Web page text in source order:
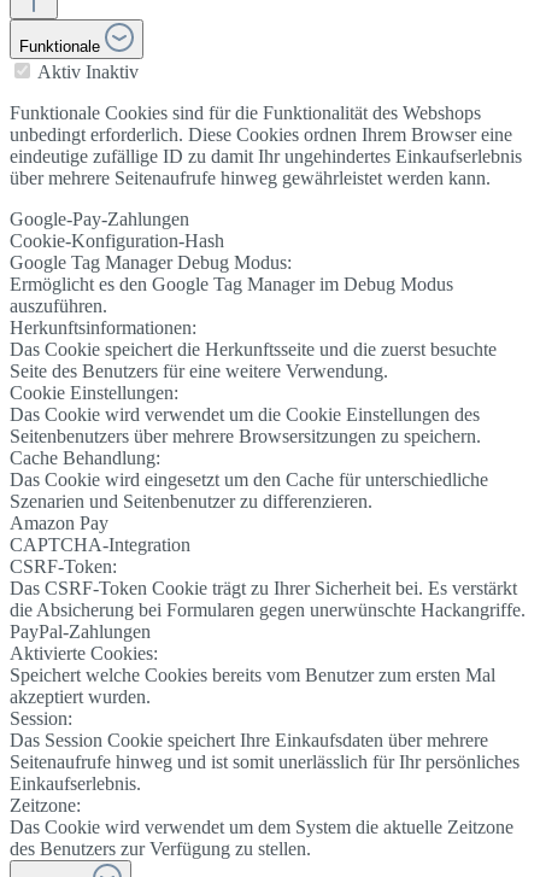
Funktionale
Aktiv Inaktiv
Funktionale Cookies sind für die Funktionalität des Webshops
unbedingt erforderlich. Diese Cookies ordnen Ihrem Browser eine
eindeutige zufällige ID zu damit Ihr ungehindertes Einkaufserlebnis
über mehrere Seitenaufrufe hinweg gewährleistet werden kann.
Google-Pay-Zahlungen
Cookie-Konfiguration-Hash
Google Tag Manager Debug Modus:
Ermöglicht es den Google Tag Manager im Debug Modus
auszuführen.
Herkunftsinformationen:
Das Cookie speichert die Herkunftsseite und die zuerst besuchte
Seite des Benutzers für eine weitere Verwendung.
Cookie Einstellungen:
Das Cookie wird verwendet um die Cookie Einstellungen des
Seitenbenutzers über mehrere Browsersitzungen zu speichern.
Cache Behandlung:
Das Cookie wird eingesetzt um den Cache für unterschiedliche
Szenarien und Seitenbenutzer zu differenzieren.
Amazon Pay
CAPTCHA-Integration
CSRF-Token:
Das CSRF-Token Cookie trägt zu Ihrer Sicherheit bei. Es verstärkt
die Absicherung bei Formularen gegen unerwünschte Hackangriffe.
PayPal-Zahlungen
Aktivierte Cookies:
Speichert welche Cookies bereits vom Benutzer zum ersten Mal
akzeptiert wurden.
Session:
Das Session Cookie speichert Ihre Einkaufsdaten über mehrere
Seitenaufrufe hinweg und ist somit unerlässlich für Ihr persönliches
Einkaufserlebnis.
Zeitzone:
Das Cookie wird verwendet um dem System die aktuelle Zeitzone
des Benutzers zur Verfügung zu stellen.